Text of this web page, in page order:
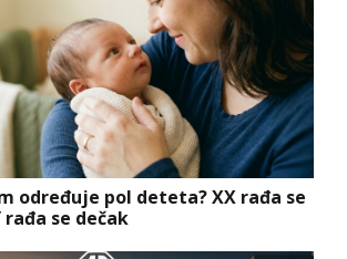
određuje pol deteta? XX rađa se
rađa se dečak